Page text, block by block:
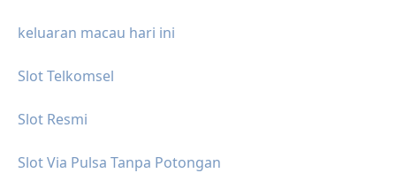
keluaran macau hari ini
Slot Telkomsel
Slot Resmi
Slot Via Pulsa Tanpa Potongan